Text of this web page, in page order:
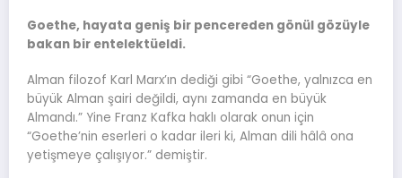
Goethe, hayata geniş bir pencereden gönül gözüyle
bakan bir entelektüeldi.
Alman filozof Karl Marx’ın dediği gibi “Goethe, yalnızca en
büyük Alman şairi değildi, aynı zamanda en büyük
Almandı.” Yine Franz Kafka haklı olarak onun için
“Goethe’nin eserleri o kadar ileri ki, Alman dili hâlâ ona
yetişmeye çalışıyor.” demiştir.